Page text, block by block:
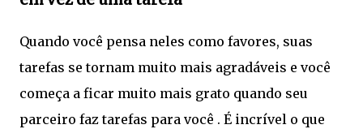
Quando você pensa neles como favores, suas
tarefas se tornam muito mais agradáveis ​​e você
começa a ficar muito mais grato quando seu
parceiro faz tarefas para você . É incrível o que